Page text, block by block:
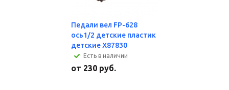
Педали вел FP-628
ось1/2 детские пластик
детские X87830
Есть в наличии
от 230 руб.